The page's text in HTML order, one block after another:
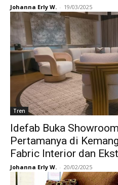
Johanna Erly W. - 19/03/2025
Tren
Idefab Buka
Pertamanya di
Fabric Interior dan
Johanna Erly W. - 20/02/2025